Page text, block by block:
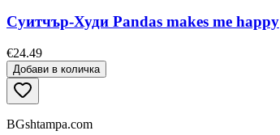
Суитчър-Худи Pandas makes me happy
€24.49
Добави в количка
BGshtampa.com